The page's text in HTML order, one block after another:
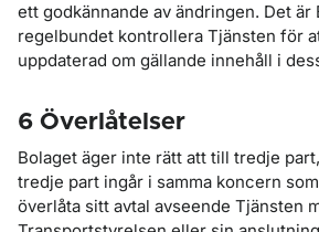
ett godkännande av ändringen. Det är
regelbundet kontrollera Tjänsten för
uppdaterad om gällande innehåll i
6 Överlåtelser
Bolaget äger inte rätt att till tredje
tredje part ingår i samma koncern
överlåta sitt avtal avseende Tjänsten